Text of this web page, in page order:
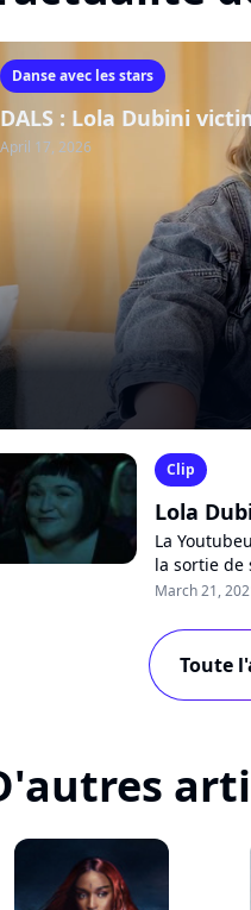
Danse avec les stars
DALS : Lola Dubini
April 17, 2026
Clip
Lola
La
la sortie de
Pour le clip
March 21,
Toute